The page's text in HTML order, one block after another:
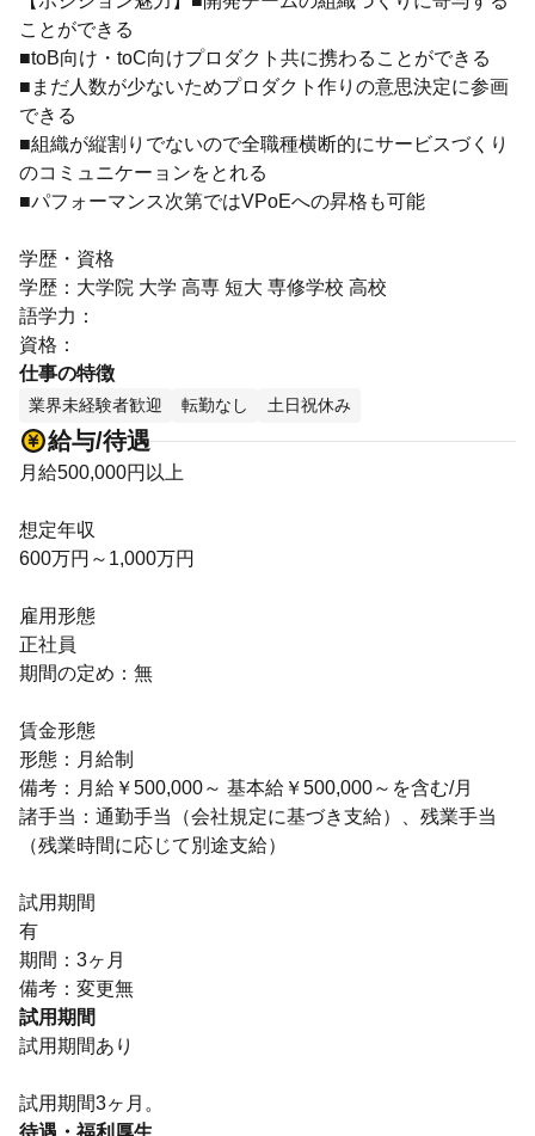
ことができる
■toB向け・toC向けプロダクト共に携わることができる
■まだ人数が少ないためプロダクト作りの意思決定に参画
できる
■組織が縦割りでないので全職種横断的にサービスづくり
のコミュニケーョンをとれる
■パフォーマンス次第ではVPoEへの昇格も可能
学歴・資格
学歴：大学院 大学 高専 短大 専修学校 高校
語学力：
資格：
仕事の特徴
業界未経験者歓迎 転勤なし 土日祝休み
給与/待遇
月給500,000円以上
想定年収
600万円～1,000万円
雇用形態
正社員
期間の定め：無
賃金形態
形態：月給制
備考：月給￥500,000～ 基本給￥500,000～を含む/月
諸手当：通勤手当（会社規定に基づき支給）、残業手当
（残業時間に応じて別途支給）
試用期間
有
期間：3ヶ月
備考：変更無
試用期間
試用期間あり
試用期間3ヶ月。
待遇・福利厚生